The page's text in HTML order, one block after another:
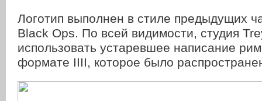
Логотип выполнен в стиле предыдущих
Black Ops. По всей видимости, студия
использовать устаревшее написание
формате IIII, которое было